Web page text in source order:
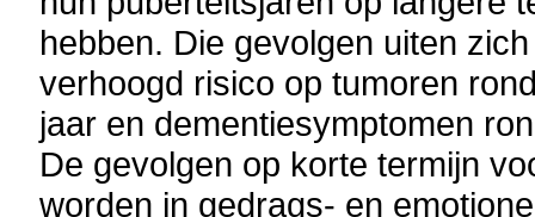
hebben. Die gevolgen uiten
verhoogd risico op tumoren
jaar en dementiesymptomen
De gevolgen op korte termijn
worden in gedrags- en